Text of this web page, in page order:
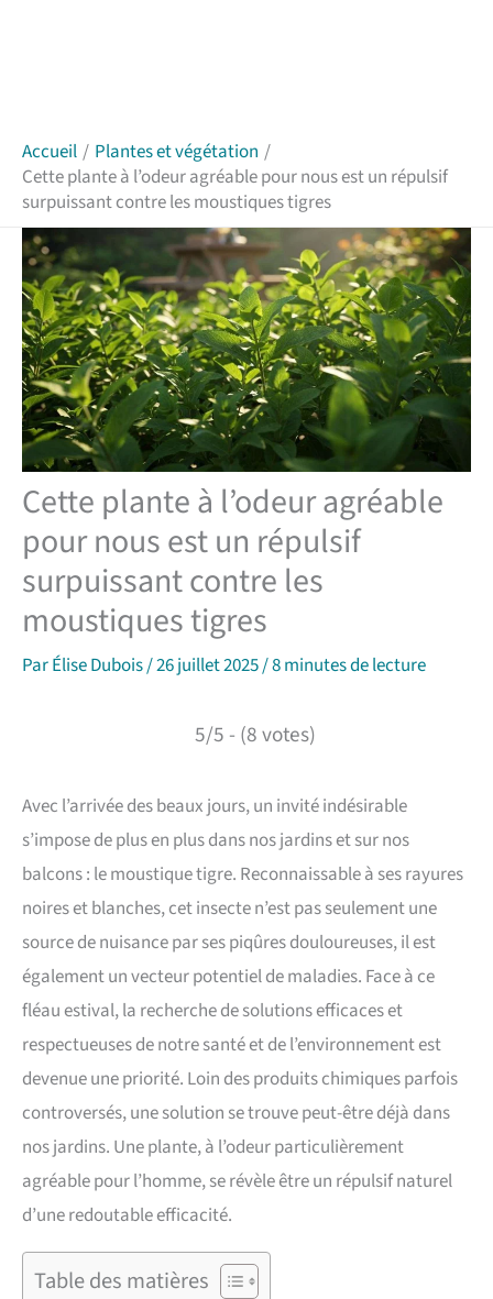
Accueil
Plantes et végétation
Cette plante à l’odeur agréable pour nous est un répulsif
surpuissant contre les moustiques tigres
Cette plante à l’odeur agréable
pour nous est un répulsif
surpuissant contre les
moustiques tigres
ParÉlise Dubois/26 juillet 2025/8 minutes de lecture
5/5 - (8 votes)
Avec l’arrivée des beaux jours, un invité indésirable
s’impose de plus en plus dans nos jardins et sur nos
balcons : le moustique tigre. Reconnaissable à ses rayures
noires et blanches, cet insecte n’est pas seulement une
source de nuisance par ses piqûres douloureuses, il est
également un vecteur potentiel de maladies. Face à ce
fléau estival, la recherche de solutions efficaces et
respectueuses de notre santé et de l’environnement est
devenue une priorité. Loin des produits chimiques parfois
controversés, une solution se trouve peut-être déjà dans
nos jardins. Une plante, à l’odeur particulièrement
agréable pour l’homme, se révèle être un répulsif naturel
d’une redoutable efficacité.
Table des matières